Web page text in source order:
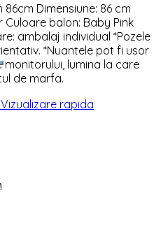
86cm Dimensiune: 86 cm
Culoare balon: Baby Pink
ambalaj individual *Pozele
*Nuantele pot fi usor
lumina la care
de marfa.
Vizualizare rapida